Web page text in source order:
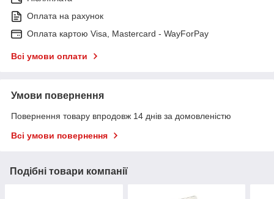
Оплата на рахунок
Оплата картою Visa, Mastercard - WayForPay
Всі умови оплати
Умови повернення
Повернення товару впродовж 14 днів за домовленістю
Всі умови повернення
Подібні товари компанії